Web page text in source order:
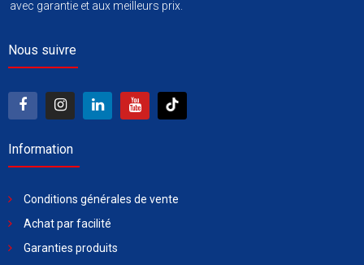
avec garantie et aux meilleurs prix.
Nous suivre
Information
Conditions générales de vente
Achat par facilité
Garanties produits